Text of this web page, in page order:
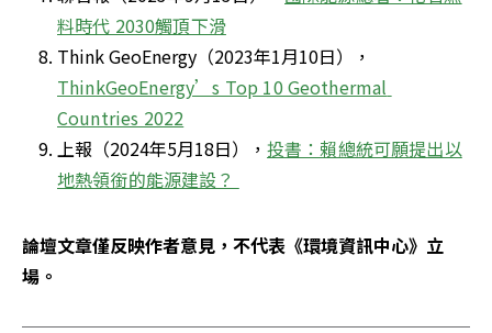
料時代 2030觸頂下滑
Think GeoEnergy（2023年1月10日），
ThinkGeoEnergy’s Top 10 Geothermal
Countries 2022
上報（2024年5月18日）， 投書：賴總統可願提出以
地熱領銜的能源建設？
論壇文章僅反映作者意見，不代表《環境資訊中心》立
場。